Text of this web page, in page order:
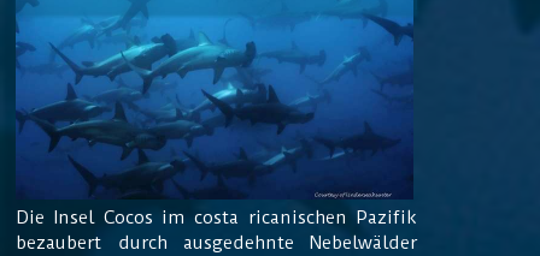
Die Insel Cocos im costa ricanischen Pazifik
bezaubert durch ausgedehnte Nebelwälder